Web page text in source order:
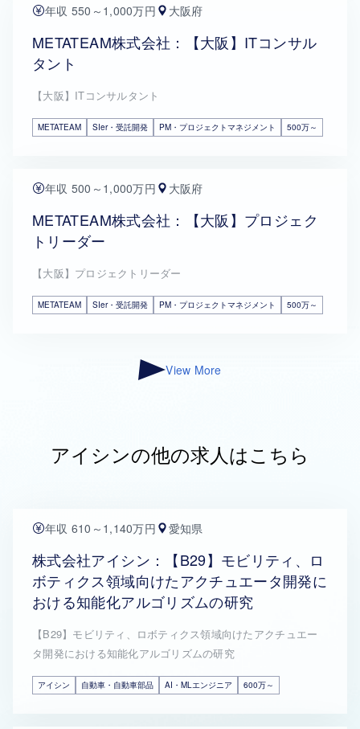
年収 550～1,000万円 大阪府
METATEAM株式会社：【大阪】ITコンサル
タント
【大阪】ITコンサルタント
METATEAM SIer・受託開発 PM・プロジェクトマネジメント 500万～
年収 500～1,000万円 大阪府
METATEAM株式会社：【大阪】プロジェク
トリーダー
【大阪】プロジェクトリーダー
METATEAM SIer・受託開発 PM・プロジェクトマネジメント 500万～
View More
アイシンの他の求人はこちら
年収 610～1,140万円 愛知県
株式会社アイシン：【B29】モビリティ、ロ
ボティクス領域向けたアクチュエータ開発に
おける知能化アルゴリズムの研究
【B29】モビリティ、ロボティクス領域向けたアクチュエー
タ開発における知能化アルゴリズムの研究
アイシン 自動車・自動車部品 AI・MLエンジニア 600万～